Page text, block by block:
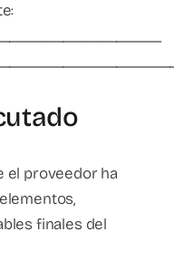
el proveedor ha
finales del